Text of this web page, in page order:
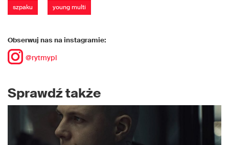
szpaku young multi
Obserwuj nas na instagramie:
@rytmypl
Sprawdź także